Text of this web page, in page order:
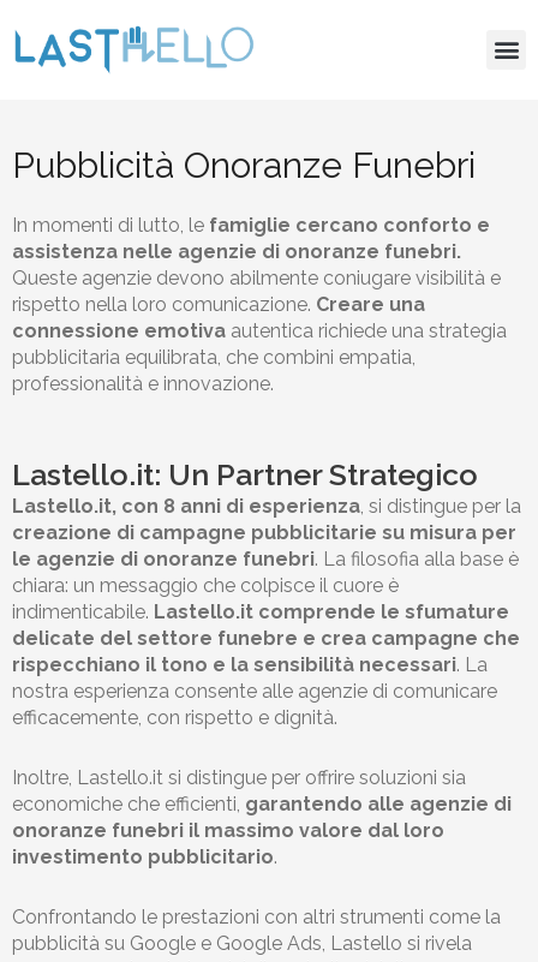
contenuto
Pubblicità Onoranze Funebri
In momenti di lutto, le famiglie cercano conforto e
assistenza nelle agenzie di onoranze funebri.
Queste agenzie devono abilmente coniugare visibilità e
rispetto nella loro comunicazione. Creare una
connessione emotiva autentica richiede una strategia
pubblicitaria equilibrata, che combini empatia,
professionalità e innovazione.
Lastello.it: Un Partner Strategico
Lastello.it, con 8 anni di esperienza, si distingue per la
creazione di campagne pubblicitarie su misura per
le agenzie di onoranze funebri. La filosofia alla base è
chiara: un messaggio che colpisce il cuore è
indimenticabile. Lastello.it comprende le sfumature
delicate del settore funebre e crea campagne che
rispecchiano il tono e la sensibilità necessari. La
nostra esperienza consente alle agenzie di comunicare
efficacemente, con rispetto e dignità.
Inoltre, Lastello.it si distingue per offrire soluzioni sia
economiche che efficienti, garantendo alle agenzie di
onoranze funebri il massimo valore dal loro
investimento pubblicitario.
Confrontando le prestazioni con altri strumenti come la
pubblicità su Google e Google Ads, Lastello si rivela